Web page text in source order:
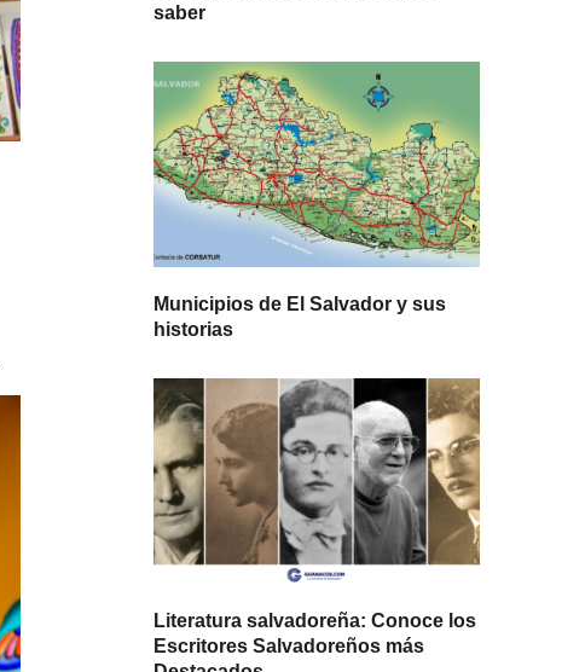
saber
Municipios de El Salvador y sus
historias
Literatura salvadoreña: Conoce los
Escritores Salvadoreños más